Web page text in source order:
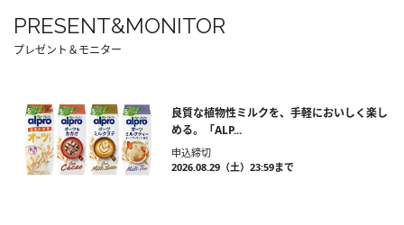
PRESENT&MONITOR
プレゼント＆モニター
良質な植物性ミルクを、手軽においしく楽し
める。「ALP...
申込締切
2026.08.29（土）23:59まで